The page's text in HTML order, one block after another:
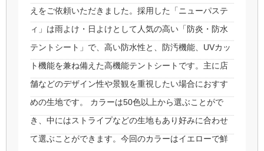
えをご依頼いただきました。採用した「ニューパステ
ィ」は雨よけ・日よけとして人気の高い「防炎・防水
テントシート」で、高い防水性と、防汚機能、UVカッ
ト機能を兼ね備えた高機能テントシートです。主に店
舗などのデザイン性や景観を重視したい場合におすす
めの生地です。 カラーは50色以上から選ぶことがで
き、中にはストライプなどの生地もあり好みに合わせ
て選ぶことができます。今回のカラーはイエローで鮮